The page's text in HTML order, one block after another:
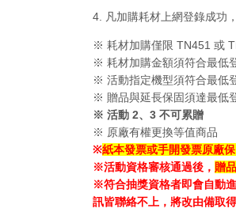
4. 凡加購耗材上網登錄成功
※ 耗材加購僅限 TN451 或
※ 耗材加購金額須符合最低
※ 活動指定機型須符合最低
※ 贈品與延長保固須達最低
※ 活動 2、3 不可累贈
※ 原廠有權更換等值商品
※紙本發票或手開發票原廠
※活動資格審核通過後， 贈
※符合抽獎資格者即會自動
訊皆聯絡不上，將改由備取得